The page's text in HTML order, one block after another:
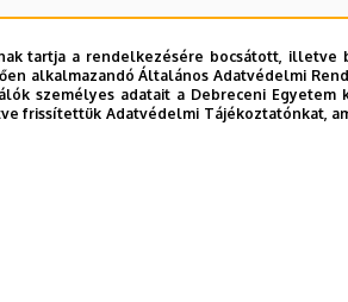
tartja a rendelkezésére bocsátott,
alkalmazandó Általános Adatvédelmi
személyes adatait a Debreceni
frissítettük Adatvédelmi